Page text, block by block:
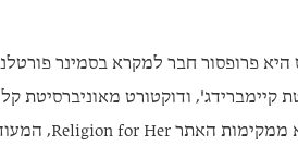
היא פרופסור חבר למקרא בסמינר
קיימברידג', ודוקטורט מאוניברסיטת
ממקימות האתרReligion for Her, המעודד נשים לעסוק בקריאה פרשנית של המקרא.